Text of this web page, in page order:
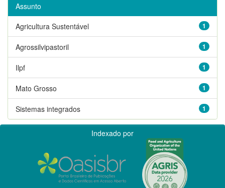
Assunto
1
Agricultura Sustentável
1
Agrossilvipastoril
1
Ilpf
1
Mato Grosso
1
Sistemas integrados
Indexado por